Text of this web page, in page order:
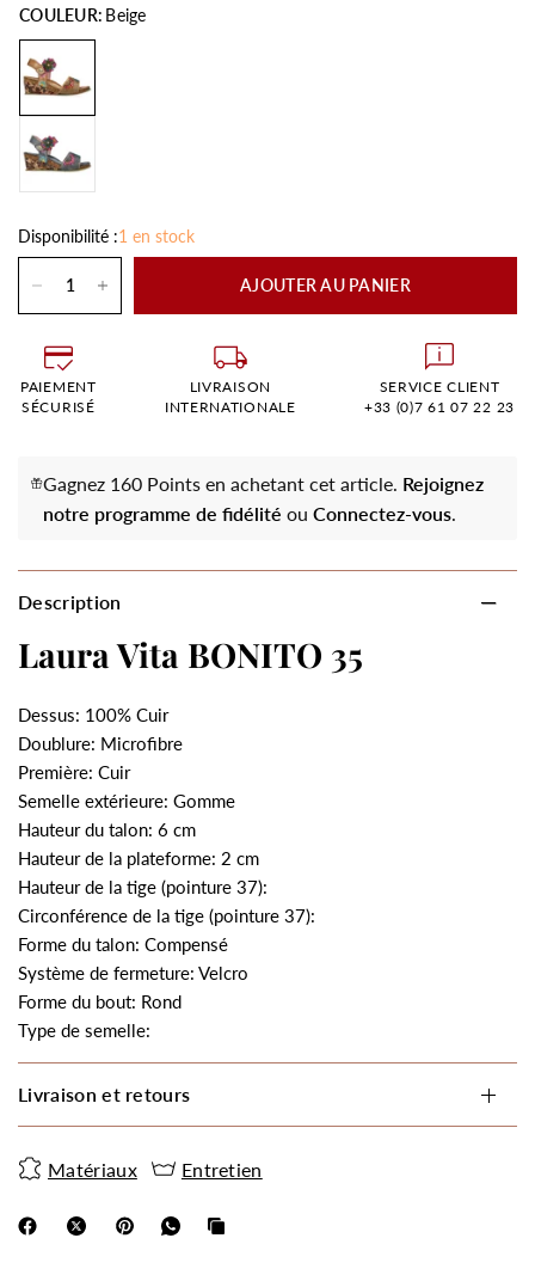
COULEUR: Beige
Disponibilité :1 en stock
AJOUTER AU PANIER
PAIEMENT
SÉCURISÉ
LIVRAISON
INTERNATIONALE
SERVICE CLIENT
+33 (0)7 61 07 22 23
Gagnez 160 Points en achetant cet article. Rejoignez
notre programme de fidélité ou Connectez-vous.
Description
Laura Vita BONITO 35
Dessus: 100% Cuir
Doublure: Microfibre
Première: Cuir
Semelle extérieure: Gomme
Hauteur du talon: 6 cm
Hauteur de la plateforme: 2 cm
Hauteur de la tige (pointure 37):
Circonférence de la tige (pointure 37):
Forme du talon: Compensé
Système de fermeture: Velcro
Forme du bout: Rond
Type de semelle:
Livraison et retours
Matériaux Entretien